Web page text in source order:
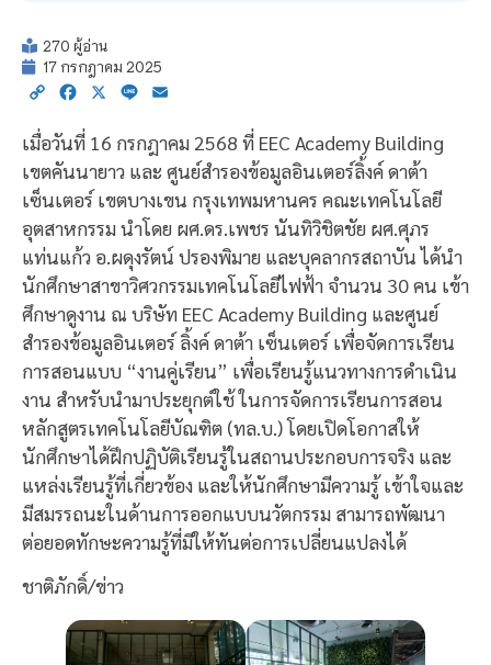
270 ผู้อ่าน
17 กรกฎาคม 2025
Copy Facebook
X Line
เมื่อวันที่ 16 กรกฎาคม 2568 ที่ EEC Academy Building
เขตคันนายาว และ ศูนย์สำรองข้อมูลอินเตอร์ลิ้งค์ ดาต้า
เซ็นเตอร์ เขตบางเขน กรุงเทพมหานคร คณะเทคโนโลยี
อุตสาหกรรม นำโดย ผศ.ดร.เพชร นันทิวิชิตชัย ผศ.ศุภร
แท่นแก้ว อ.ผดุงรัตน์ ปรองพิมาย และบุคลากรสถาบัน ได้นำ
นักศึกษาสาขาวิศวกรรมเทคโนโลยีไฟฟ้า จำนวน 30 คน เข้า
ศึกษาดูงาน ณ บริษัท EEC Academy Building และศูนย์
สำรองข้อมูลอินเตอร์ ลิ้งค์ ดาต้า เซ็นเตอร์ เพื่อจัดการเรียน
การสอนแบบ “งานคู่เรียน” เพื่อเรียนรู้แนวทางการดำเนิน
งาน สำหรับนำมาประยุกต์ใช้ ในการจัดการเรียนการสอน
หลักสูตรเทคโนโลยีบัณฑิต (ทล.บ.) โดยเปิดโอกาสให้
นักศึกษาได้ฝึกปฏิบัติเรียนรู้ในสถานประกอบการจริง และ
แหล่งเรียนรู้ที่เกี่ยวข้อง และให้นักศึกษามีความรู้ เข้าใจและ
มีสมรรถนะในด้านการออกแบบนวัตกรรม สามารถพัฒนา
ต่อยอดทักษะความรู้ที่มีให้ทันต่อการเปลี่ยนแปลงได้
ชาติภักดิ์/ข่าว